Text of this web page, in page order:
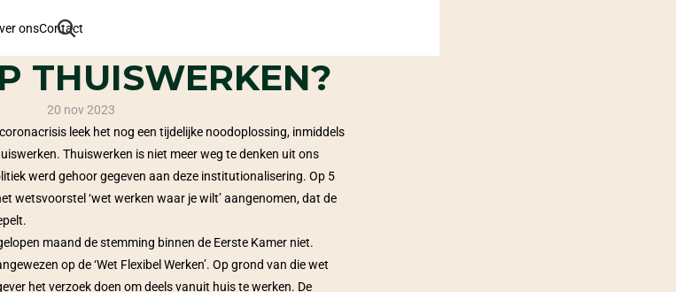
onsContact
THUISWERKEN?
20 nov 2023
leek het nog een tijdelijke noodoplossing, inmiddels
Thuiswerken is niet meer weg te denken uit ons
werd gehoor gegeven aan deze institutionalisering. Op 5
wetsvoorstel ‘wet werken waar je wilt’ aangenomen, dat de
maand de stemming binnen de Eerste Kamer niet.
op de ‘Wet Flexibel Werken’. Op grond van die wet
het verzoek doen om deels vanuit huis te werken. De